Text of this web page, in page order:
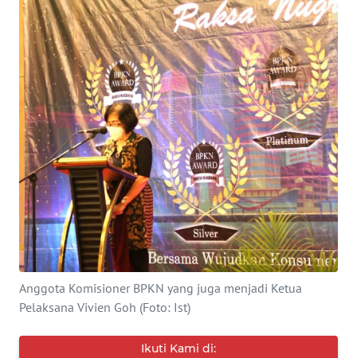
Anggota Komisioner BPKN yang juga menjadi Ketua
Pelaksana Vivien Goh (Foto: Ist)
Ikuti Kami di:
SERBA-
SERBI
Informasi
INDEKS
BERITA
KONTAK
KAMI
INFO
IKLAN
TENTANG
KAMI